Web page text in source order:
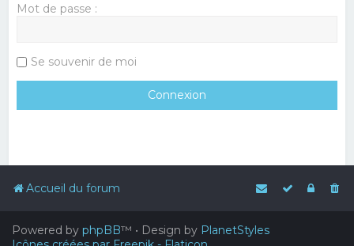
Mot de passe :
Se souvenir de moi
Accueil du forum
Powered by phpBB™ • Design by PlanetStyles